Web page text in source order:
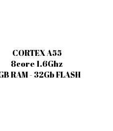
CORTEX A55
8core 1.6Ghz
RAM - 32Gb FLASH